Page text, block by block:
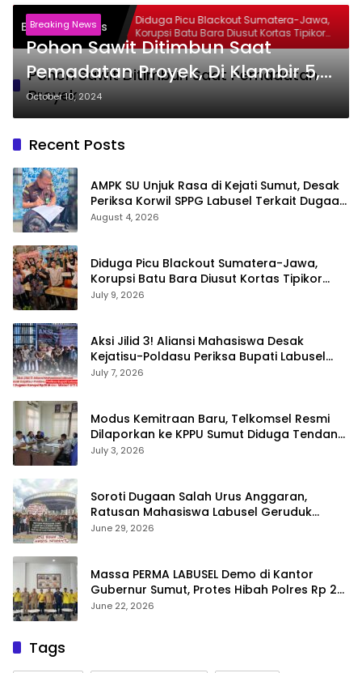
Breaking News
Terkait
MBG
Diduga Picu Blackout Sumatera-Jawa,
Korupsi Batu Bara Diusut Kortas Tipikor
Didukung P3H
Pohon Sawit Ditimbun Saat Pemadatan
Proyek
Breaking News
Pohon Sawit Ditimbun Saat
Pemadatan Proyek, Di Klambir 5,
Jadi Amatan Masyarakat
October 10, 2024
Recent Posts
AMPK SU Unjuk Rasa di Kejati Sumut, Desak
Periksa Korwil SPPG Labusel Terkait Dugaan
Bobroknya Dapur Program MBG
August 4, 2026
Diduga Picu Blackout Sumatera-Jawa,
Korupsi Batu Bara Diusut Kortas Tipikor
Didukung P3H
July 9, 2026
Aksi Jilid 3! Aliansi Mahasiswa Desak
Kejatisu-Poldasu Periksa Bupati Labusel
Terkait Dugaan Korupsi Rp36 M dan ‘Misteri’
July 7, 2026
Modus Kemitraan Baru, Telkomsel Resmi
Dilaporkan ke KPPU Sumut Diduga Tendang
Pengusaha Lokal!
July 3, 2026
Soroti Dugaan Salah Urus Anggaran,
Ratusan Mahasiswa Labusel Geruduk
Kantor Gubernur Sumut Desak Pengusutan
June 29, 2026
Massa PERMA LABUSEL Demo di Kantor
Gubernur Sumut, Protes Hibah Polres Rp 25
M-Desak Pilkades
June 22, 2026
Tags